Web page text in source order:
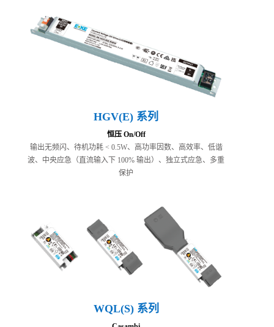
HGV(E) 系列
恒压 On/Off
输出无频闪、待机功耗 < 0.5W、高功率因数、高效率、低谐
波、中央应急（直流输入下 100% 输出）、独立式应急、多重
保护
WQL(S) 系列